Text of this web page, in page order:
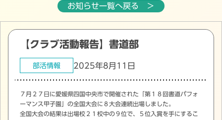
お知らせ一覧へ戻る ＞
【クラブ活動報告】書道部
部活情報 2025年8月11日
７月２７日に愛媛県四国中央市で開催された「第１８回書道パフォ
ーマンス甲子園」の全国大会に８大会連続出場しました。
全国大会の結果は出場校２１校中の９位で、５位入賞を手にするこ